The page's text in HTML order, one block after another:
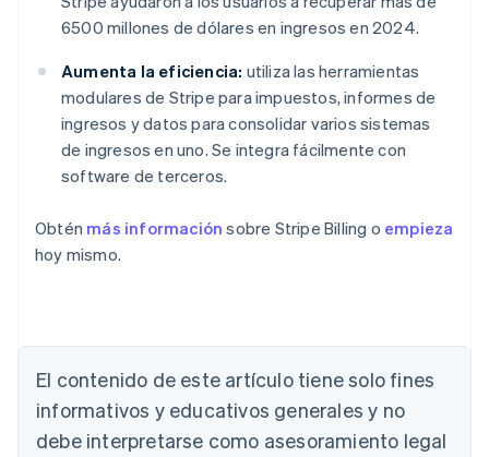
6500 millones de dólares en ingresos en 2024.
Aumenta la eficiencia: utiliza las herramientas
modulares de Stripe para impuestos, informes de
ingresos y datos para consolidar varios sistemas
de ingresos en uno. Se integra fácilmente con
software de terceros.
Obtén más información sobre Stripe Billing o empieza
hoy mismo.
El contenido de este artículo tiene solo fines
informativos y educativos generales y no
debe interpretarse como asesoramiento legal
Alemania
DeutschEnglish
Australia